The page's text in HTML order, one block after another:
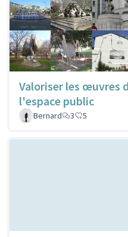
Valoriser les œuvres
l'espace public
Bernard
3 5